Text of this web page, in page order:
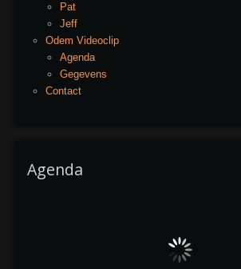
Pat
Jeff
Odem Videoclip
Agenda
Gegevens
Contact
Agenda